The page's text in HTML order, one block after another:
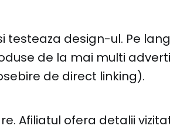
testeaza design-ul. Pe
de la mai multi
de direct linking).
Afiliatul ofera detalii